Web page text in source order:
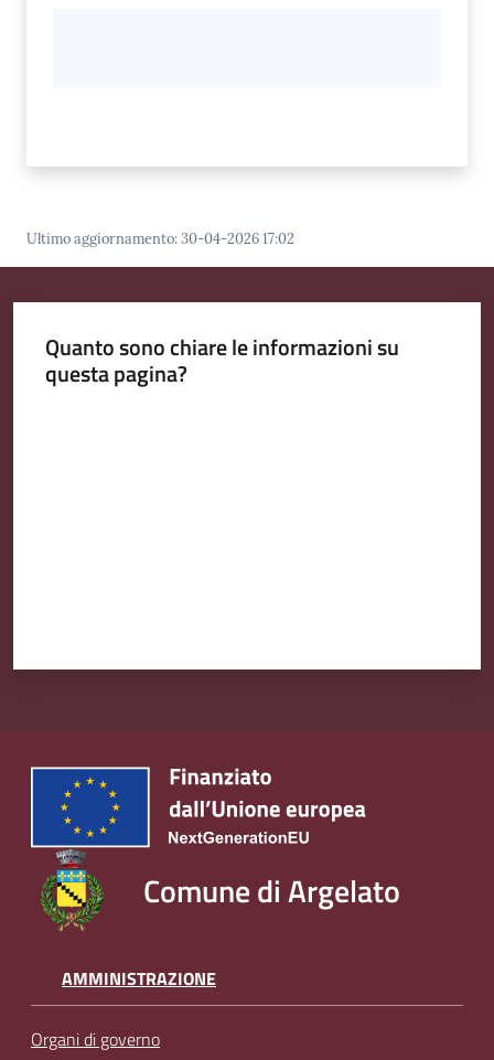
Ultimo aggiornamento:30-04-2026 17:02
Quanto sono chiare le informazioni su
questa pagina?
Comune di Argelato
AMMINISTRAZIONE
Organi di governo